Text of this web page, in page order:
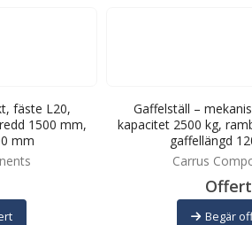
fäste L20,
1500 mm,
mm
Gaffelställ –
kapacitet 2500 kg,
gaffellängd
Carrus
Begär